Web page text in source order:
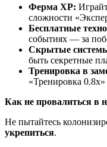
Ферма XP:
сложности
Бесплатные
событиях — за
Скрытые
быть секретные
Тренировка в
«Тренировка
Как не провалиться в
Не пытайтесь
укрепиться.